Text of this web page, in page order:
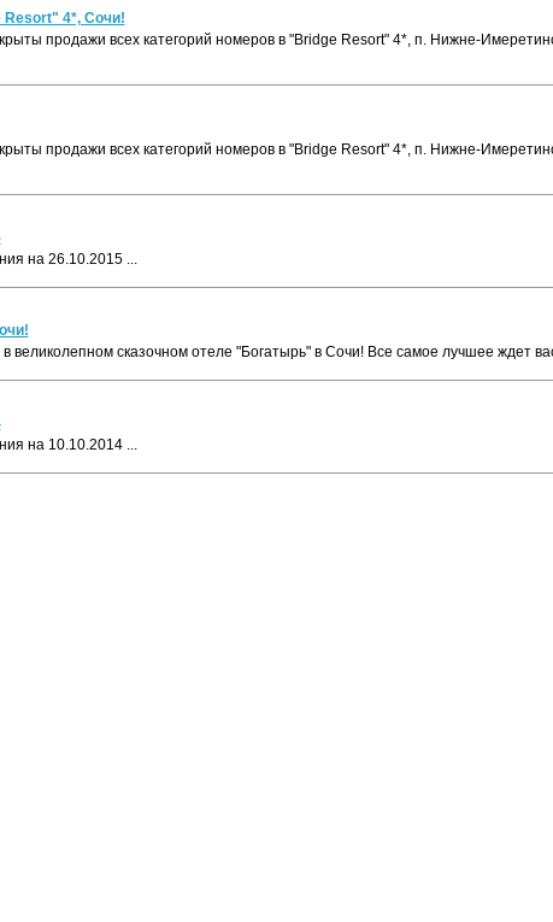
4*, Сочи!
продажи всех категорий номеров в "Bridge Resort" 4*, п. Нижне-
продажи всех категорий номеров в "Bridge Resort" 4*, п. Нижне-
на 26.10.2015 ...
великолепном сказочном отеле "Богатырь" в Сочи! Все самое лучшее ждет
на 10.10.2014 ...